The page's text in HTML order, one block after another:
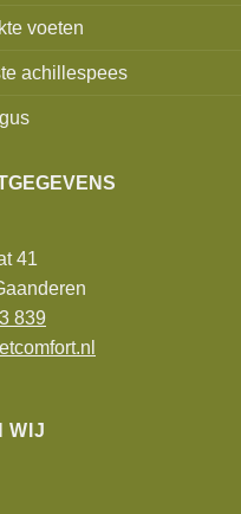
voeten
achillespees
41
839
WIJ